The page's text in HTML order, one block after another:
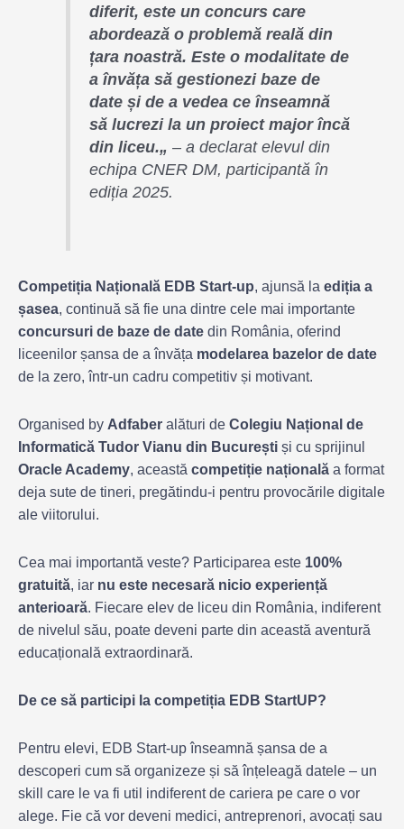
diferit, este un concurs care
abordează o problemă reală din
țara noastră. Este o modalitate de
a învăța să gestionezi baze de
date și de a vedea ce înseamnă
să lucrezi la un proiect major încă
din liceu.„ – a declarat elevul din
echipa CNER DM, participantă în
ediția 2025.
Competiția Națională EDB Start-up, ajunsă la ediția a
șasea, continuă să fie una dintre cele mai importante
concursuri de baze de date din România, oferind
liceenilor șansa de a învăța modelarea bazelor de date
de la zero, într-un cadru competitiv și motivant.
Organised by Adfaber alături de Colegiu Național de
Informatică Tudor Vianu din București și cu sprijinul
Oracle Academy, această competiție națională a format
deja sute de tineri, pregătindu-i pentru provocările digitale
ale viitorului.
Cea mai importantă veste? Participarea este 100%
gratuită, iar nu este necesară nicio experiență
anterioară. Fiecare elev de liceu din România, indiferent
de nivelul său, poate deveni parte din această aventură
educațională extraordinară.
De ce să participi la competiția EDB StartUP?
Pentru elevi, EDB Start-up înseamnă șansa de a
descoperi cum să organizeze și să înțeleagă datele – un
skill care le va fi util indiferent de cariera pe care o vor
alege. Fie că vor deveni medici, antreprenori, avocați sau